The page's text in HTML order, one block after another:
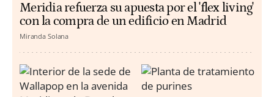
Meridia refuerza su apuesta por el 'flex living'
con la compra de un edificio en Madrid
Miranda Solana